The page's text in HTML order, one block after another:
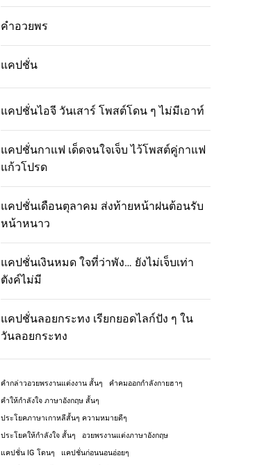
คำอวยพร
แคปชั่น
แคปชั่นไอจี วันเสาร์ โพสต์โดน ๆ ไม่มีเอาท์
แคปชั่นกาแฟ เด็ดจนใจเจ็บ ไว้โพสต์คู่กาแฟ
แก้วโปรด
แคปชั่นเดือนตุลาคม ส่งท้ายหน้าฝนต้อนรับ
หน้าหนาว
แคปชั่นเงินหมด ใจที่ว่าพัง… ยังไม่เจ็บเท่า
ตังค์ไม่มี
แคปชั่นลอยกระทง เรียกยอดไลก์ปัง ๆ ใน
วันลอยกระทง
คํากล่าวอวยพรงานแต่งงาน สั้นๆ
คําคมออกกําลังกายฮาๆ
คําให้กําลังใจ ภาษาอังกฤษ สั้นๆ
ประโยคภาษาเกาหลีสั้นๆ ความหมายดีๆ
ประโยคให้กําลังใจ สั้นๆ
อวยพรงานแต่งภาษาอังกฤษ
แคปชั่น IG โดนๆ
แคปชั่นก่อนนอนอ่อยๆ